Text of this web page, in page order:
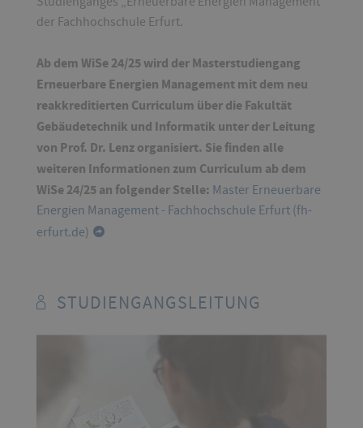
der Fachhochschule Erfurt.
Ab dem WiSe 24/25 wird der Masterstudiengang
Erneuerbare Energien Management mit dem neu
reakkreditierten Curriculum über die Fakultät
Gebäudetechnik und Informatik unter der Leitung
von Prof. Dr. Lenz organisiert. Sie finden alle
weiteren Informationen zum Curriculum ab dem
WiSe 24/25 an folgender Stelle: Master Erneuerbare
Energien Management - Fachhochschule Erfurt (fh-
erfurt.de)
STUDIENGANGSLEITUNG